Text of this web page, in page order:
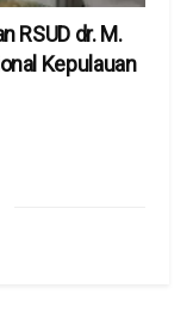
RSUD dr. M.
Kepulauan